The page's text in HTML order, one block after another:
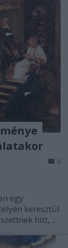
0
egy
keresztül
hitt, ...